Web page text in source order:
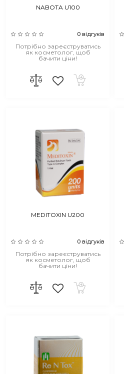
NABOTA U100
0 відгуків
Потрібно зареєструватись
як косметолог, щоб
бачити ціни!
MEDITOXIN U200
0 відгуків
Потрібно зареєструватись
як косметолог, щоб
бачити ціни!